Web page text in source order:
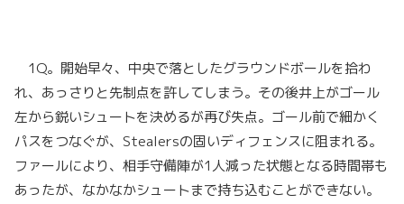
1Q。開始早々、中央で落としたグラウンドボールを拾わ
れ、あっさりと先制点を許してしまう。その後井上がゴール
左から鋭いシュートを決めるが再び失点。ゴール前で細かく
パスをつなぐが、Stealersの固いディフェンスに阻まれる。
ファールにより、相手守備陣が1人減った状態となる時間帯も
あったが、なかなかシュートまで持ち込むことができない。